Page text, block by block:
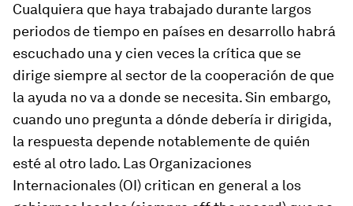
Cualquiera que haya trabajado durante largos
periodos de tiempo en países en desarrollo habrá
escuchado una y cien veces la crítica que se
dirige siempre al sector de la cooperación de que
la ayuda no va a donde se necesita. Sin embargo,
cuando uno pregunta a dónde debería ir dirigida,
la respuesta depende notablemente de quién
esté al otro lado. Las Organizaciones
Internacionales (OI) critican en general a los